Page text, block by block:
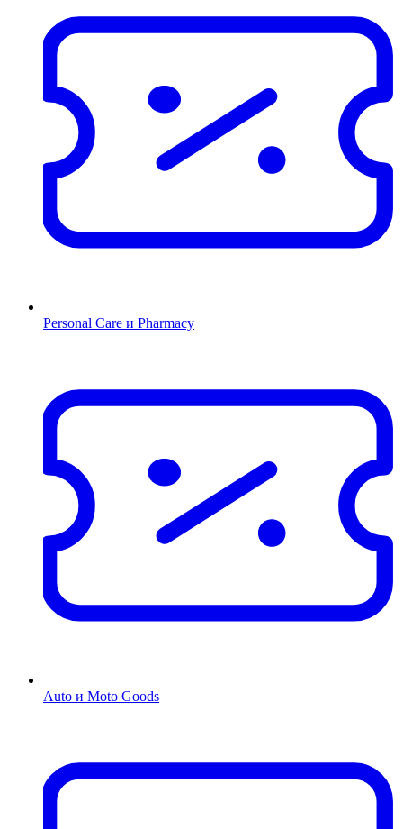
Personal Care и Pharmacy
Auto и Moto Goods